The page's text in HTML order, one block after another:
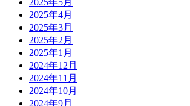
2025年4月
2025年3月
2025年2月
2025年1月
2024年12月
2024年11月
2024年10月
2024年9月